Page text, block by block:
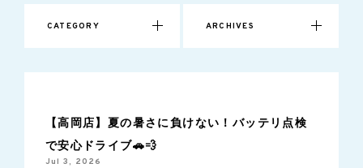
CATEGORY ARCHIVES
【高岡店】夏の暑さに負けない！バッテリ点検
で安心ドライブ🚗💨
Jul 3, 2026